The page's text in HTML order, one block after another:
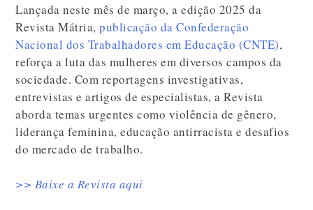
Lançada neste mês de março, a edição 2025 da
Revista Mátria,publicação da Confederação
Nacional dos Trabalhadores em Educação (CNTE),
reforça a luta das mulheres em diversos campos da
sociedade. Com reportagens investigativas,
entrevistas e artigos de especialistas, a Revista
aborda temas urgentes como violência de gênero,
liderança feminina, educação antirracista e desafios
do mercado de trabalho.
>> Baixe a Revista aqui